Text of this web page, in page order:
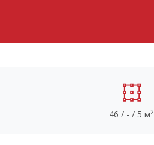
46 / - / 5 м2